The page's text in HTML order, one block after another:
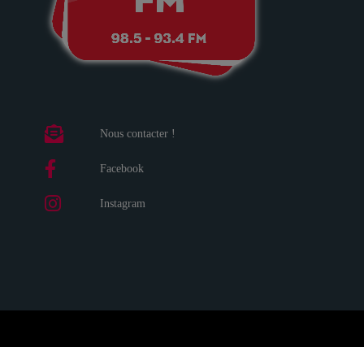
Nous contacter !
Facebook
Instagram